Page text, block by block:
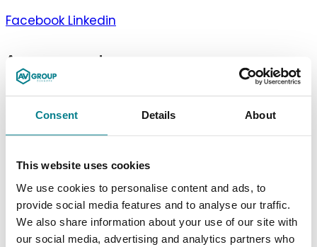
Consent Details About
This website uses cookies
We use cookies to personalise content and ads, to
provide social media features and to analyse our traffic.
We also share information about your use of our site with
our social media, advertising and analytics partners who
Facebook Linkedin
Arrangementer
Konferencer
Events
Underholdning
Virtuelle møder
Simultantolkning
Services